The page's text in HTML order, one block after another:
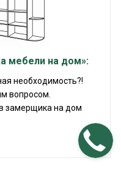
мебели на дом»:
необходимость?!
вопросом.
замерщика на дом